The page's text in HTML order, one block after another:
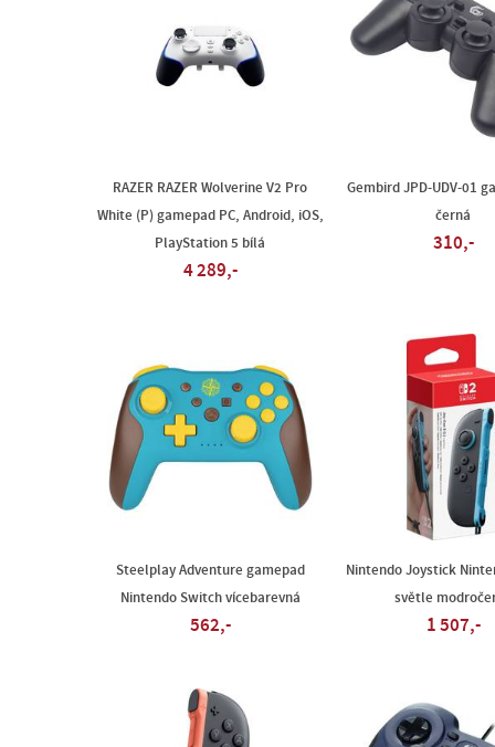
RAZER RAZER Wolverine V2 Pro
White (P) gamepad PC, Android, iOS,
PlayStation 5 bílá
4 289,-
Gembird JPD-UDV-01
černá
310,-
Steelplay Adventure gamepad
Nintendo Switch vícebarevná
562,-
Nintendo Joystick
světle
1 507,-